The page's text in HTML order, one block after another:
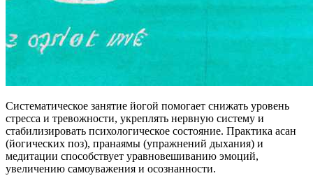
Систематическое занятие йогой помогает снижать уровень
стресса и тревожности, укреплять нервную систему и
стабилизировать психологическое состояние. Практика асан
(йогических поз), пранаямы (упражнений дыхания) и
медитации способствует уравновешиванию эмоций,
увеличению самоуважения и осознанности.